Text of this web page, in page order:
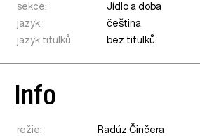
sekce:
Jídlo a doba
jazyk:
čeština
jazyk titulků:
bez titulků
Info
režie:
Radúz Činčera